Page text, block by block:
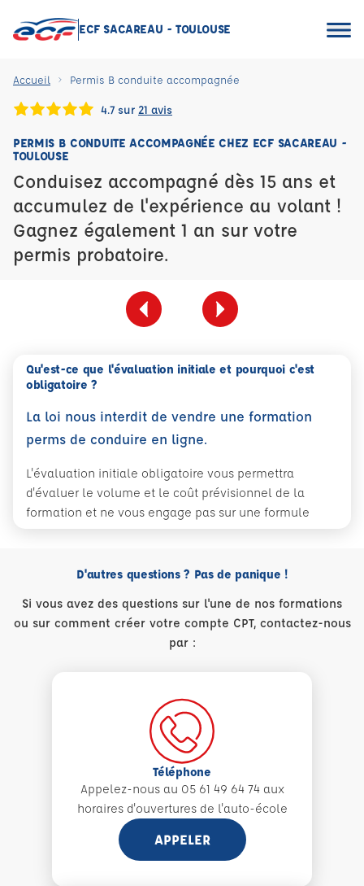
ECF SACAREAU - TOULOUSE
Accueil Permis B conduite accompagnée
4.7 sur 21 avis
PERMIS B CONDUITE ACCOMPAGNÉE CHEZ ECF SACAREAU -
TOULOUSE
Conduisez accompagné dès 15 ans et
accumulez de l'expérience au volant !
Gagnez également 1 an sur votre
permis probatoire.
Qu'est-ce que l'évaluation initiale et pourquoi c'est
obligatoire ?
La loi nous interdit de vendre une formation
perms de conduire en ligne.
L'évaluation initiale obligatoire vous permettra
d'évaluer le volume et le coût prévisionnel de la
formation et ne vous engage pas sur une formule
D'autres questions ? Pas de panique !
Si vous avez des questions sur l'une de nos formations
ou sur comment créer votre compte CPT, contactez-nous
par :
Téléphone
Appelez-nous au 05 61 49 64 74 aux
horaires d'ouvertures de l'auto-école
APPELER